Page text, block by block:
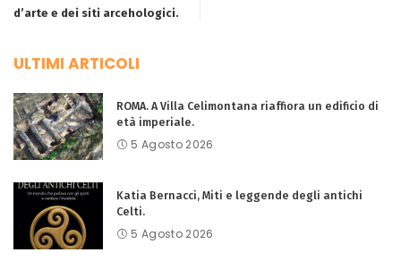
d’arte e dei siti arcehologici.
ULTIMI ARTICOLI
ROMA. A Villa Celimontana riaffiora un edificio di
età imperiale.
5 Agosto 2026
Katia Bernacci, Miti e leggende degli antichi
Celti.
5 Agosto 2026